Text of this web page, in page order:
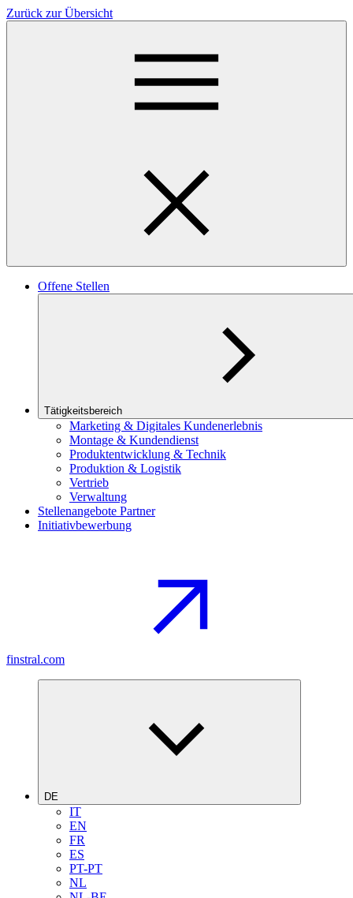
Zurück zur Übersicht
Offene Stellen
Tätigkeitsbereich
Marketing & Digitales Kundenerlebnis
Montage & Kundendienst
Produktentwicklung & Technik
Produktion & Logistik
Vertrieb
Verwaltung
Stellenangebote Partner
Initiativbewerbung
finstral.com
DE
IT
EN
FR
ES
PT-PT
NL